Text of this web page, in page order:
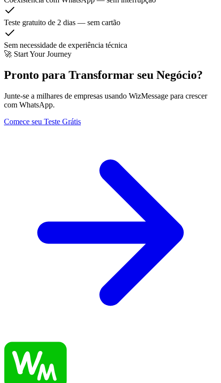
Teste gratuito de 2 dias — sem cartão
Sem necessidade de experiência técnica
🚀 Start Your Journey
Pronto para Transformar seu Negócio?
Junte-se a milhares de empresas usando WizMessage para crescer
com WhatsApp.
Comece seu Teste Grátis